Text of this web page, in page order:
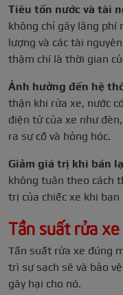
Tiêu tốn nước và tài
không chỉ gây lãng phí
lượng và các tài
thậm chí là thời gian
Ảnh hưởng đến hệ
thận khi rửa xe, nước
điện tử của xe như
ra sự cố và hỏng hóc.
Giảm giá trị khi bán
không tuân theo cách
trị của chiếc xe khi
Tần suất rửa
Tần suất rửa xe đúng
trì sự sạch sẽ và bảo
gây hại cho nó.